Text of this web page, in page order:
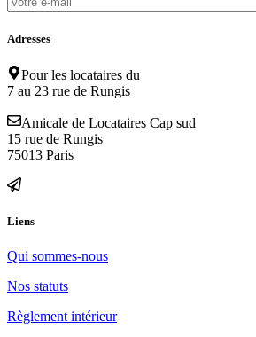
Adresses
Pour les locataires du
7 au 23 rue de Rungis
Amicale de Locataires Cap sud
15 rue de Rungis
75013 Paris
Liens
Qui sommes-nous
Nos statuts
Règlement intérieur